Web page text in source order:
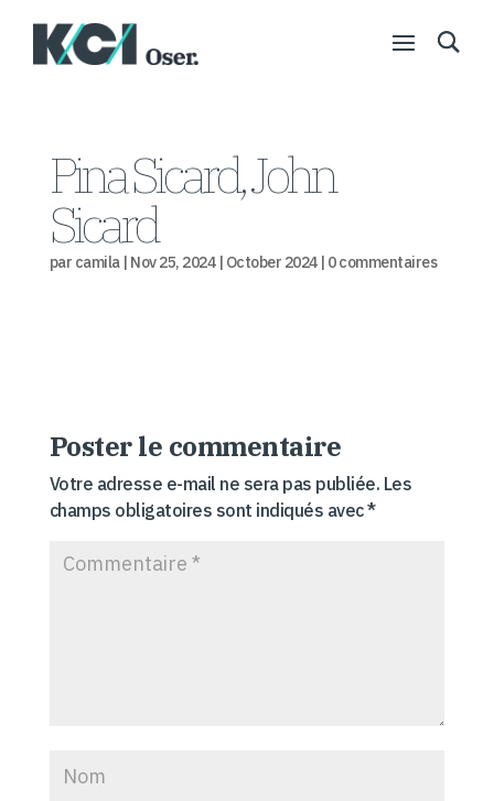
Pina Sicard, John
Sicard
par camila| Nov 25, 2024| October 2024| 0 commentaires
Poster le commentaire
Votre adresse e-mail ne sera pas publiée. Les
champs obligatoires sont indiqués avec*